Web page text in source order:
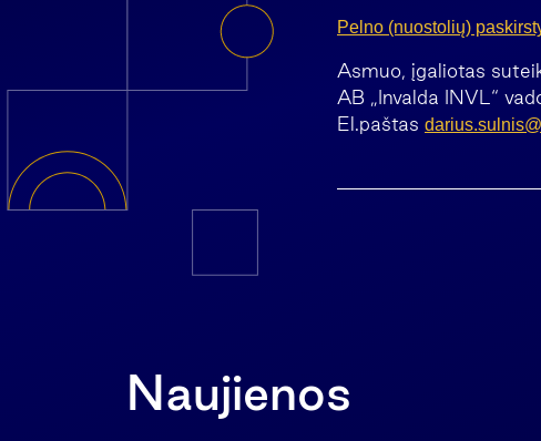
Pelno (nuostolių)
Asmuo, įgaliotas
AB „Invalda INVL“
El.paštas
Naujienos